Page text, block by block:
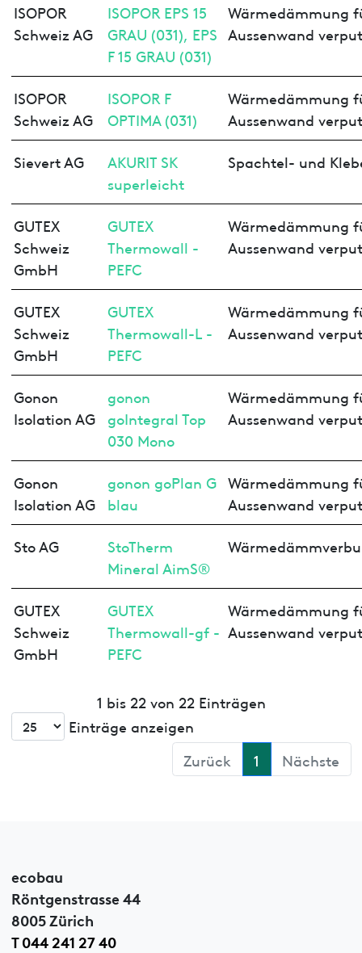
ISOPOR
Schweiz AG
ISOPOR EPS 15
GRAU (031), EPS
F 15 GRAU (031)
Wärmedämmung
Aussenwand
ISOPOR
Schweiz AG
ISOPOR F
OPTIMA (031)
Wärmedämmung
Aussenwand
Sievert AG
AKURIT SK
superleicht
Spachtel- und
GUTEX
Schweiz
GmbH
GUTEX
Thermowall -
PEFC
Wärmedämmung
Aussenwand
GUTEX
Schweiz
GmbH
GUTEX
Thermowall-L -
PEFC
Wärmedämmung
Aussenwand
Gonon
Isolation AG
gonon
goIntegral Top
030 Mono
Wärmedämmung
Aussenwand
Gonon
Isolation AG
gonon goPlan G
blau
Wärmedämmung
Aussenwand
Sto AG
StoTherm
Mineral AimS®
GUTEX
Schweiz
GmbH
GUTEX
Thermowall-gf -
PEFC
Wärmedämmung
Aussenwand
1 bis 22 von 22 Einträgen
Einträge anzeigen
Zurück
1 Nächste
ecobau
Röntgenstrasse 44
8005 Zürich
T 044 241 27 40